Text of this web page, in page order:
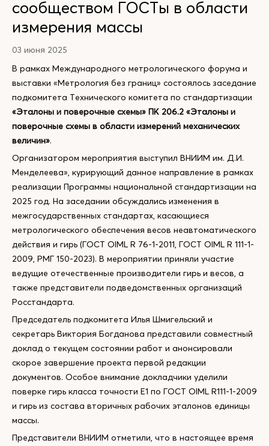
сообществом ГОСТы в области
измерения массы
03 июня 2025
В рамках Международного метрологического форума и
выставки «Метрология без границ» состоялось заседание
подкомитета Технического комитета по стандартизации
«Эталоны и поверочные схемы» ПК 206.2 «Эталоны и
поверочные схемы в области измерений механических
величин».
Организатором мероприятия выступил ВНИИМ им. Д.И.
Менделеева», курирующий данное направление в рамках
реализации Программы национальной стандартизации на
2025 год. На заседании обсуждались изменения в
межгосударственных стандартах, касающиеся
метрологического обеспечения весов неавтоматического
действия и гирь (ГОСТ OIML R 76-1-2011, ГОСТ OIML R 111-1-
2009, РМГ 150-2023). В мероприятии приняли участие
ведущие отечественные производители гирь и весов, а
также представители подведомственных организаций
Росстандарта.
Председатель подкомитета Илья Шмигельский и
секретарь Виктория Богданова представили совместный
доклад о текущем состоянии работ и анонсировали
скорое завершение проекта первой редакции
документов. Особое внимание докладчики уделили
поверке гирь класса точности Е1 по ГОСТ OIML R111-1-2009
и гирь из состава вторичных рабочих эталонов единицы
массы.
Представители ВНИИМ отметили, что в настоящее время